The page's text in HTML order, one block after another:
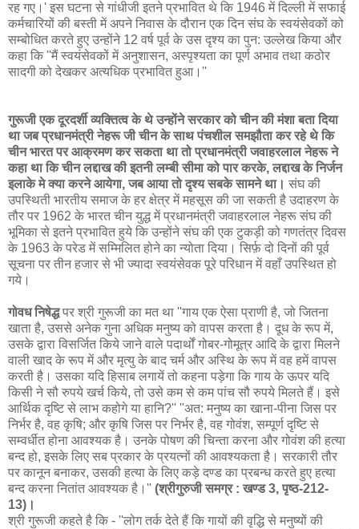
रह गए।' इस घटना से गांधीजी इतने प्रभावित थे कि 1946 में दिल्ली में सफाई
कर्मचारियों की बस्ती में अपने निवास के दौरान एक दिन संघ के स्वयंसेवकों को
सम्बोधित करते हुए उन्होंने 12 वर्ष पूर्व के उस दृश्य का पुन: उल्लेख किया और
कहा कि ''मैं स्वयंसेवकों में अनुशासन, अस्पृश्यता का पूर्ण अभाव तथा कठोर
सादगी को देखकर अत्यधिक प्रभावित हुआ।''
गुरूजी एक दूरदर्शी व्यक्तित्व के थे उन्होंने सरकार को चीन की मंशा बता दिया
था जब प्रधानमंत्री नेहरू जी चीन के साथ पंचशील समझौता कर रहे थे कि
चीन भारत पर आक्रमण कर सकता था तो प्रधानमंत्री जवाहरलाल नेहरू ने
कहा था कि चीन लद्दाख की इतनी लम्बी सीमा को पार करके, लद्दाख के निर्जन
इलाके मे क्‍या करने आयेगा, जब आया तो दृश्‍य सबके सामने था। संघ की
उपस्थिती भारतीय समाज के हर क्षेत्र में महसूस की जा सकती है उदाहरण के
तौर पर 1962 के भारत चीन युद्ध में प्रधानमंत्री जवाहरलाल नेहरू संघ की
भूमिका से इतने प्रभावित हुये कि उन्होंने संघ की एक टुकड़ी को गणतंत्र दिवस
के 1963 के परेड में सम्मिलित होने का न्योता दिया। सिर्फ़ दो दिनों की पूर्व
सूचना पर तीन हजार से भी ज्यादा स्वयंसेवक पूरे परिधान में वहाँ उपस्थित हो
गये।
गोवध निषेद्धपर श्री गुरूजी का मत था ''गाय एक ऐसा प्राणी है, जो जितना
खाता है, उससे अनेक गुना अधिक मनुष्य को वापस करता है। दूध के रूप में,
उसके द्वारा विसर्जित किये जाने वाले पदार्थों गोबर-गोमूत्र आदि के द्वारा मिलने
वाली खाद के रूप में और मृत्यु के बाद चर्म और अस्थि के रूप में वह हमें वापस
करती है। उसका यदि हिसाब लगायें तो कहना पड़ेगा कि गाय के ऊपर यदि
किसी ने सौ रुपये खर्च किये, तो उसे कम से कम पांच सौ रुपये मिलते हैं। इसे
आर्थिक दृष्टि से लाभ कहोगे या हानि?'' ''अत: मनुष्य का खाना-पीना जिस पर
निर्भर है, वह कृषि; और कृषि जिस पर निर्भर है, वह गोवंश, सम्पूर्ण दृष्टि से
सम्वर्धीत होना आवश्यक है। उनके पोषण की चिन्ता करना और गोवंश की हत्या
बन्द हो, इसके लिए सब प्रकार के प्रयत्नों की आवश्यकता है। सरकारी तौर
पर कानून बनाकर, उसकी हत्या के लिए कड़े दण्ड का प्रबन्ध करते हुए हत्या
बन्द करना नितांत आवश्यक है।'' (श्रीगुरुजी समग्र : खण्ड 3, पृष्ठ-212-
13)।
श्री गुरूजी कहते है कि - ''लोग तर्क देते हैं कि गायों की वृद्धि से मनुष्यों की